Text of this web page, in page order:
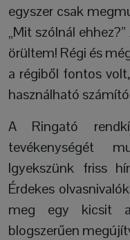
egyszer csak
„Mit szólnál
örültem! Régi és
a régiből fontos
használható
A Ringató
tevékenységét
Igyekszünk friss
Érdekes
meg egy kicsit
blogszerűen